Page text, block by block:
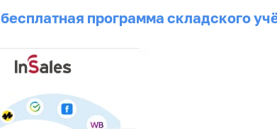
бесплатная программа складского